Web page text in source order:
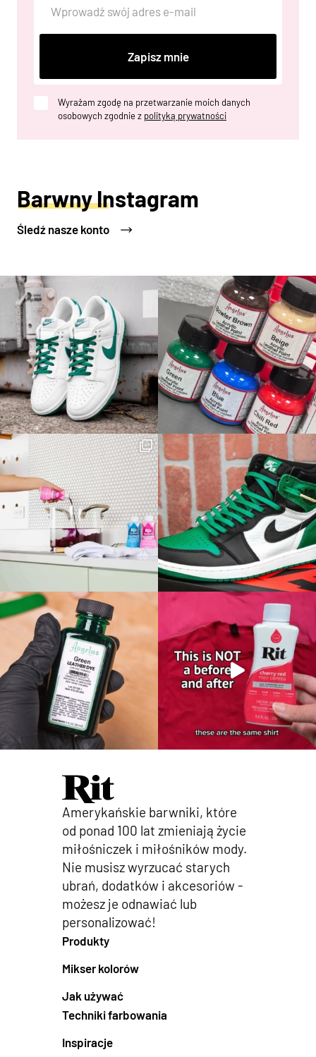
Zapisz mnie
Wyrażam zgodę na przetwarzanie moich danych
osobowych zgodnie z polityką prywatności
Barwny Instagram
Śledź nasze konto
Amerykańskie barwniki, które
od ponad 100 lat zmieniają życie
miłośniczek i miłośników mody.
Nie musisz wyrzucać starych
ubrań, dodatków i akcesoriów -
możesz je odnawiać lub
personalizować!
Produkty
Mikser kolorów
Jak używać
Techniki farbowania
Inspiracje